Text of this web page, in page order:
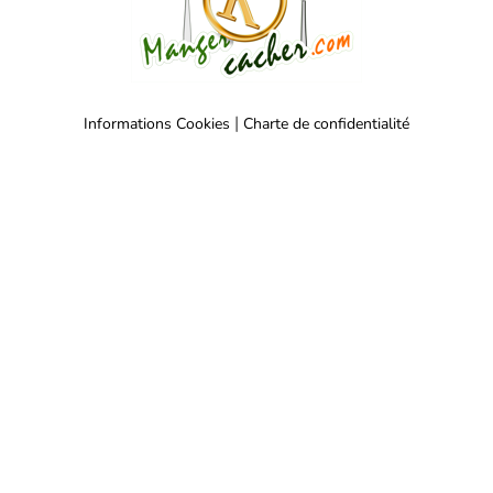
Informations Cookies | Charte de confidentialité